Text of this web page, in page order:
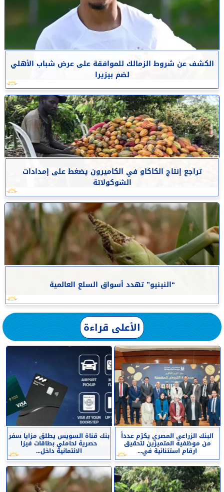
الكشف عن شروط الزمالك للموافقة على عرض شباب الأهلي
لضم بيزيرا
تراجع إنتاج الكاكاو في الكاميرون يضغط على إمدادات
الشوكولاتة
“النينيو” تهدد أسواق السلع العالمية
الأعلى قراءة
البنك الزراعي المصري يكرّم عدداً
من موظفيه المتميزين لتحقيق
ارقام استثنائية في...
بنك قناة السويس يطلق مزايا سفر
حصرية لحاملي بطاقات فيزا
الائتمانية داخل...